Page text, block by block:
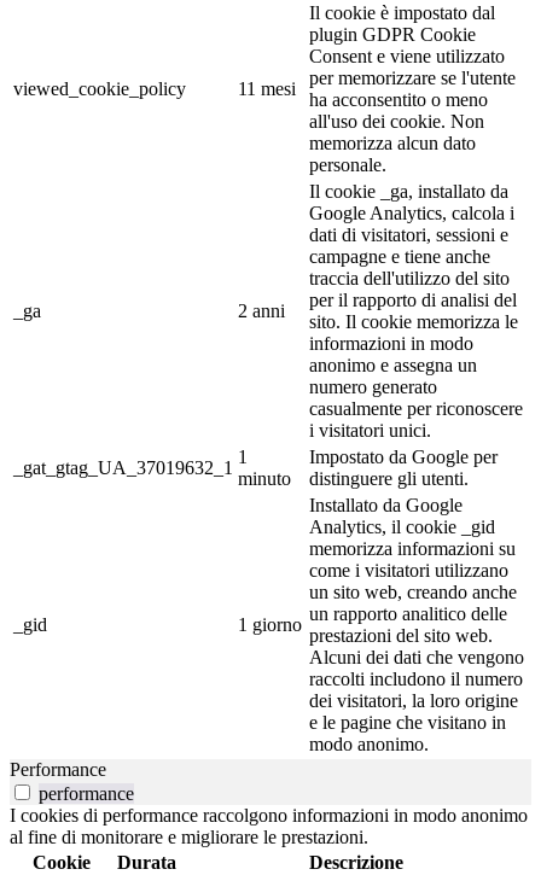
viewed_cookie_policy 11 mesi
Il cookie è impostato dal
plugin GDPR Cookie
Consent e viene utilizzato
per memorizzare se l'utente
ha acconsentito o meno
all'uso dei cookie. Non
memorizza alcun dato
personale.
_ga 2 anni
Il cookie _ga, installato da
Google Analytics, calcola i
dati di visitatori, sessioni e
campagne e tiene anche
traccia dell'utilizzo del sito
per il rapporto di analisi del
sito. Il cookie memorizza le
informazioni in modo
anonimo e assegna un
numero generato
casualmente per riconoscere
i visitatori unici.
_gat_gtag_UA_37019632_1
1
minuto
Impostato da Google per
distinguere gli utenti.
_gid 1 giorno
Installato da Google
Analytics, il cookie _gid
memorizza informazioni su
come i visitatori utilizzano
un sito web, creando anche
un rapporto analitico delle
prestazioni del sito web.
Alcuni dei dati che vengono
raccolti includono il numero
dei visitatori, la loro origine
e le pagine che visitano in
modo anonimo.
Performance
performance
I cookies di performance raccolgono informazioni in modo anonimo
al fine di monitorare e migliorare le prestazioni.
Cookie
Durata Descrizione